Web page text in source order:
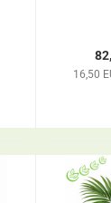
16,50